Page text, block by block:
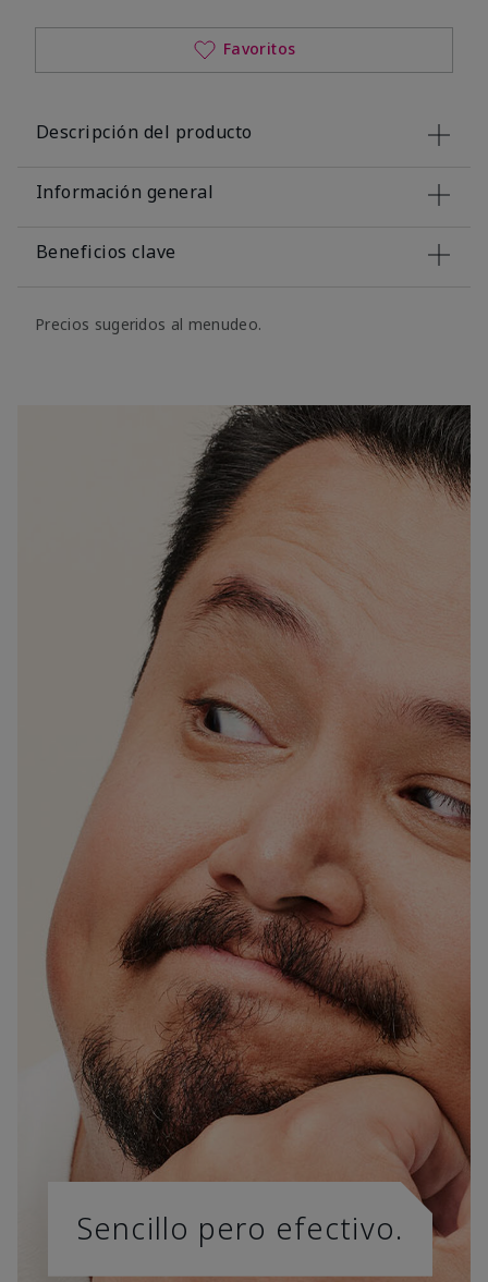
Favoritos
Descripción del producto
Información general
Beneficios clave
Precios sugeridos al menudeo.
Sencillo pero efectivo.